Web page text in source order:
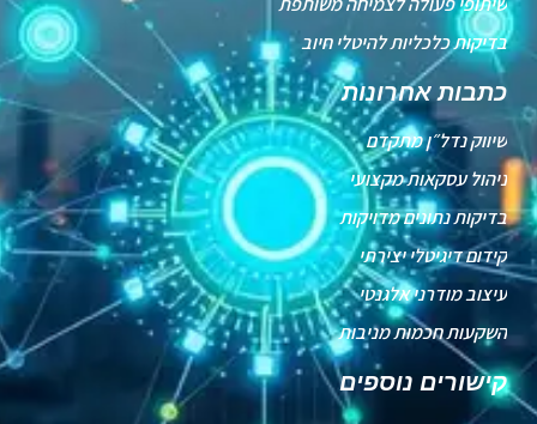
קישורים נוספים
כתבות אחרונות
שיווק נדל״ן מתקדם
ניהול עסקאות מקצועי
בדיקות נתונים מדויקות
קידום דיגיטלי יצירתי
עיצוב מודרני אלגנטי
השקעות חכמות מניבות
בדיקות כלכליות להיטלי חיוב